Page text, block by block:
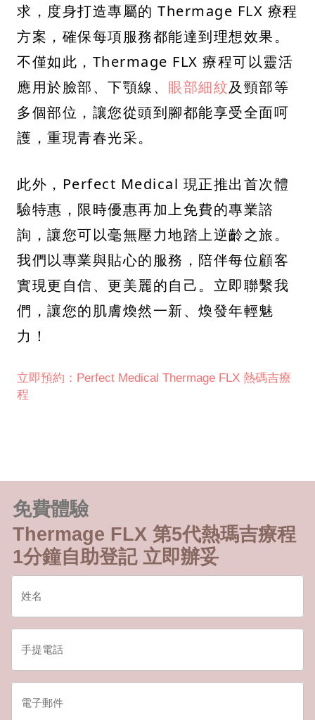
求，度身打造專屬的 Thermage FLX 療程
方案，確保每項服務都能達到理想效果。
不僅如此，Thermage FLX 療程可以靈活
應用於臉部、下顎線、 眼部細紋及頸部等
多個部位，讓您從頭到腳都能享受全面呵
護，重現青春光采。
此外，Perfect Medical 現正推出首次體
驗特惠，限時優惠再加上免費的專業諮
詢，讓您可以毫無壓力地踏上逆齡之旅。
我們以專業與貼心的服務，陪伴每位顧客
實現更自信、更美麗的自己。立即聯繫我
們，讓您的肌膚煥然一新、煥發年輕魅
力！
立即預約：Perfect Medical Thermage FLX 熱碼吉療
程
免費體驗
Thermage FLX 第5代熱瑪吉療程
1分鐘自助登記 立即辦妥